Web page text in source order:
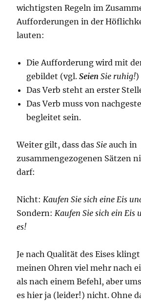
wichtigsten Regeln im
Aufforderungen in der
lauten:
Die Aufforderung wird mit
gebildet (vgl.Seien Sie ruhig!)
Das Verb steht an erster
Das Verb muss von
begleitet sein.
Weiter gilt, dass dasSie auch in
zusammengezogenen Sätzen
darf:
Nicht:Kaufen Sie sich eine Eis
Sondern:Kaufen Sie sich ein Eis
es!
Je nach Qualität des Eises
meinen Ohren viel mehr nach
als nach einem Befehl, aber
es hier ja (leider!) nicht. Ohne